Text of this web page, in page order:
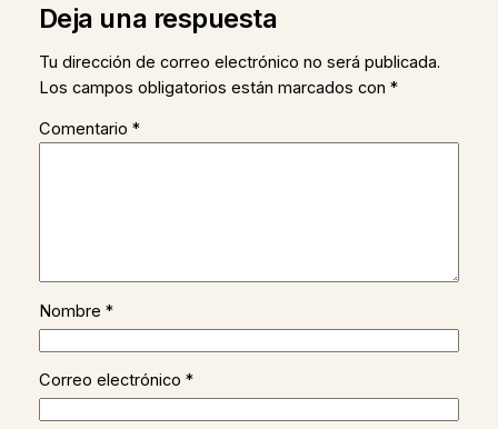
Deja una respuesta
Tu dirección de correo electrónico no será publicada.
Los campos obligatorios están marcados con *
Comentario *
Nombre *
Correo electrónico *